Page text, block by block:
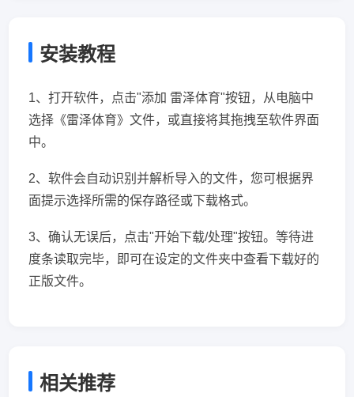
安装教程
1、打开软件，点击"添加 雷泽体育"按钮，从电脑中
选择《雷泽体育》文件，或直接将其拖拽至软件界面
中。
2、软件会自动识别并解析导入的文件，您可根据界
面提示选择所需的保存路径或下载格式。
3、确认无误后，点击"开始下载/处理"按钮。等待进
度条读取完毕，即可在设定的文件夹中查看下载好的
正版文件。
相关推荐